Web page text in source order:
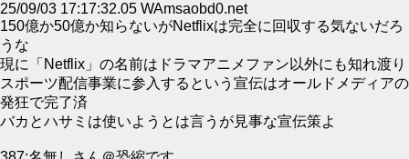
25/09/03 17:17:32.05 WAmsaobd0.net
150億か50億か知らないがNetflixは完全に回収する気ないだろ
うな
現に「Netflix」の名前はドラマアニメファン以外にも知れ渡り
スポーツ配信事業に参入するという宣伝はオールドメディアの
発狂で完了済
バカとハサミは使いようとは言うが見事な宣伝策よ